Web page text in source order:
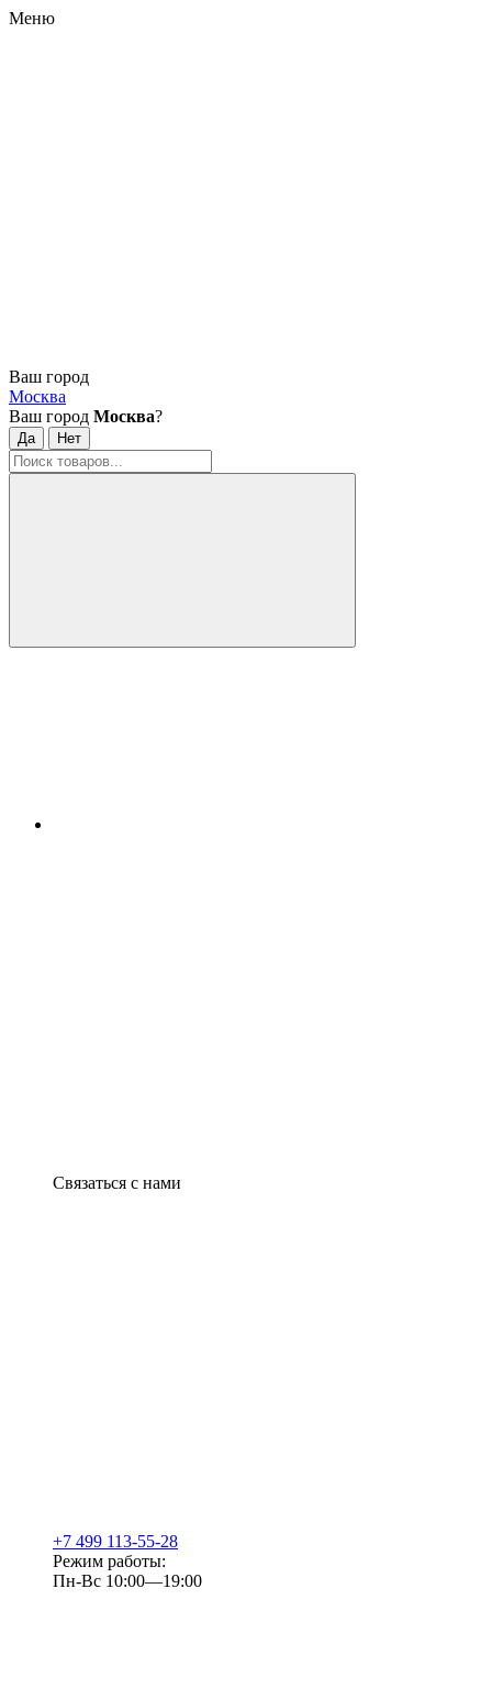
Меню
Ваш город
Москва
Ваш город Москва?
Связаться с нами
+7 499 113-55-28
Режим работы:
Пн-Вс 10:00—19:00